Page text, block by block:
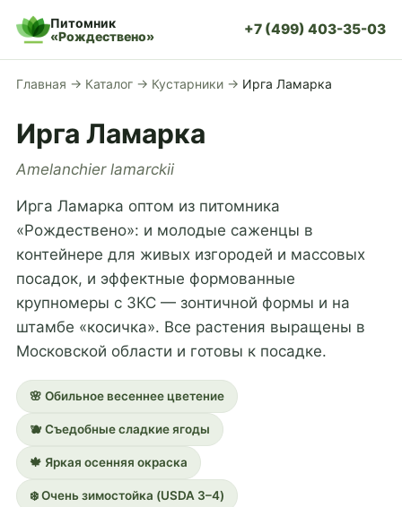
Питомник
«Рождествено»
+7 (499) 403-35-03
Главная → Каталог → Кустарники → Ирга Ламарка
Ирга Ламарка
Amelanchier lamarckii
Ирга Ламарка оптом из питомника
«Рождествено»: и молодые саженцы в
контейнере для живых изгородей и массовых
посадок, и эффектные формованные
крупномеры с ЗКС — зонтичной формы и на
штамбе «косичка». Все растения выращены в
Московской области и готовы к посадке.
🌸 Обильное весеннее цветение
🫐 Съедобные сладкие ягоды
🍁 Яркая осенняя окраска
❄️ Очень зимостойка (USDA 3–4)